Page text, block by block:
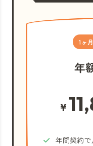
1ヶ
年
¥
年間契約で